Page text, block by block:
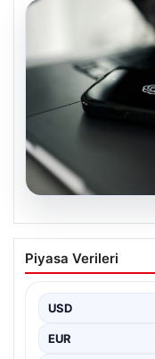
05.08.2026
OpenAI,
sınırların
Piyasa Verileri
USD
EUR